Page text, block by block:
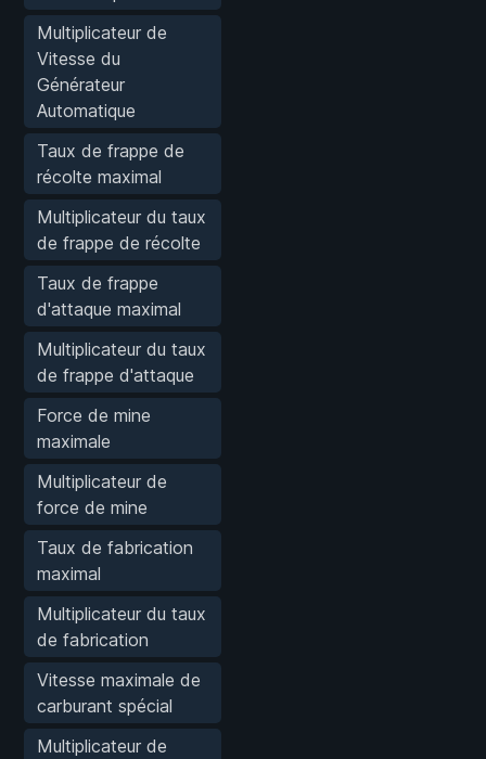
Multiplicateur de
Vitesse du
Générateur
Automatique
Taux de frappe de
récolte maximal
Multiplicateur du taux
de frappe de récolte
Taux de frappe
d'attaque maximal
Multiplicateur du taux
de frappe d'attaque
Force de mine
maximale
Multiplicateur de
force de mine
Taux de fabrication
maximal
Multiplicateur du taux
de fabrication
Vitesse maximale de
carburant spécial
Multiplicateur de